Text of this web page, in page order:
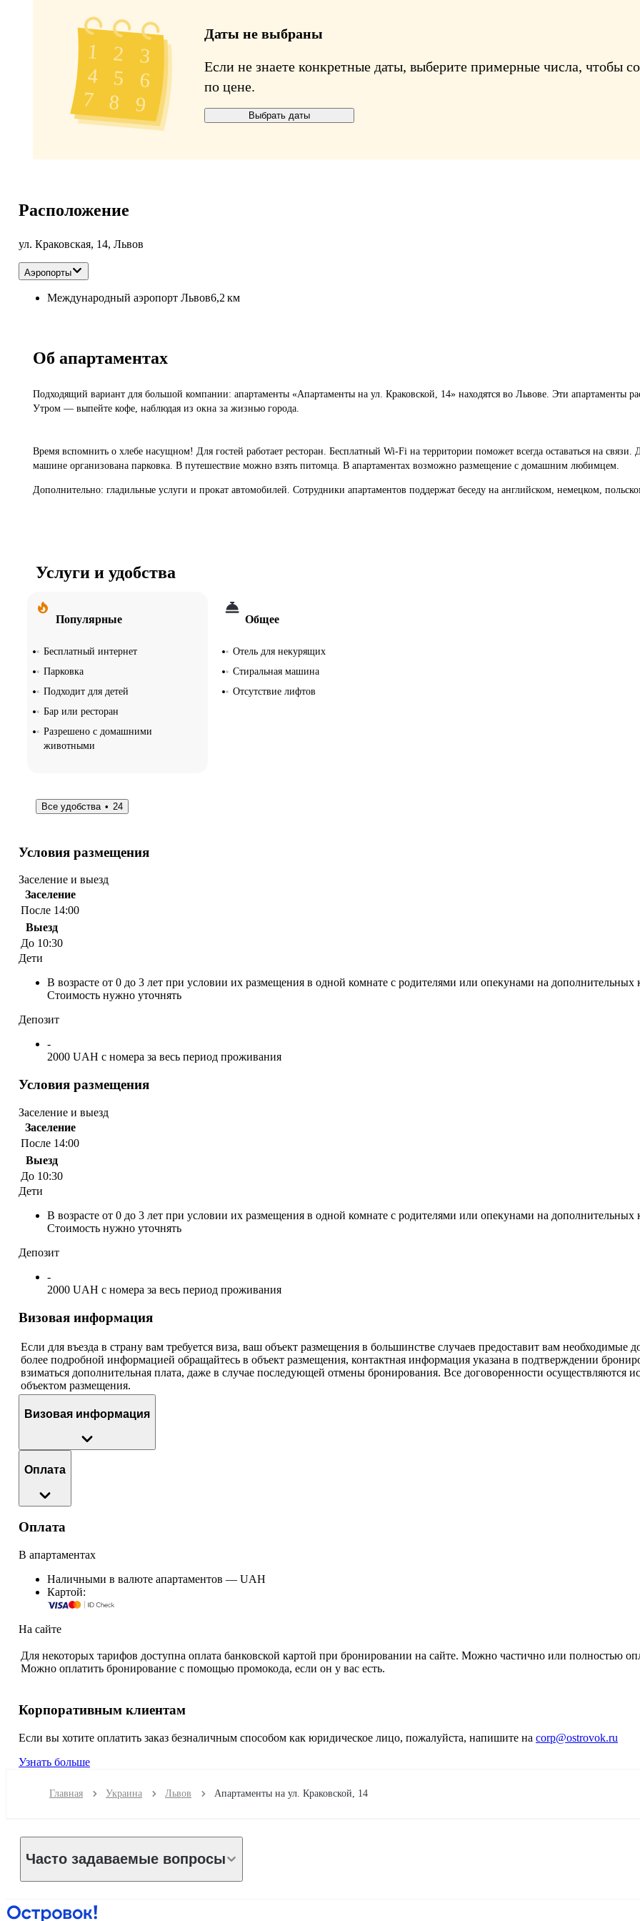
Даты не выбраны
Если не знаете конкретные даты, выберите примерные числа, чтобы
по цене.
Выбрать даты
Расположение
ул. Краковская, 14, Львов
Аэропорты
Международный аэропорт Львов6,2 км
Об апартаментах
Подходящий вариант для большой компании: апартаменты «Апартаменты на ул. Краковской, 14» находятся во Львове. Эти апартаменты
Утром — выпейте кофе, наблюдая из окна за жизнью города.
Время вспомнить о хлебе насущном! Для гостей работает ресторан. Бесплатный Wi-Fi на территории поможет всегда оставаться на связи.
машине организована парковка. В путешествие можно взять питомца. В апартаментах возможно размещение с домашним любимцем.
Дополнительно: гладильные услуги и прокат автомобилей. Сотрудники апартаментов поддержат беседу на английском, немецком,
Услуги и удобства
Популярные
Бесплатный интернет
Парковка
Подходит для детей
Бар или ресторан
Разрешено с домашними
животными
Общее
Отель для некурящих
Стиральная машина
Отсутствие лифтов
Все удобства 24
Условия размещения
Заселение и выезд
Заселение
После 14:00
Выезд
До 10:30
Дети
В возрасте от 0 до 3 лет при условии их размещения в одной комнате с родителями или опекунами на дополнительных
Стоимость нужно уточнять
Депозит
-
2000 UAH с номера за весь период проживания
Условия размещения
Заселение и выезд
Заселение
После 14:00
Выезд
До 10:30
Дети
В возрасте от 0 до 3 лет при условии их размещения в одной комнате с родителями или опекунами на дополнительных
Стоимость нужно уточнять
Депозит
-
2000 UAH с номера за весь период проживания
Визовая информация
Если для въезда в страну вам требуется виза, ваш объект размещения в большинстве случаев предоставит вам необходимые
более подробной информацией обращайтесь в объект размещения, контактная информация указана в подтверждении
взиматься дополнительная плата, даже в случае последующей отмены бронирования. Все договоренности осуществляются
объектом размещения.
Визовая информация
Оплата
Оплата
В апартаментах
Наличными в валюте апартаментов — UAH
Картой:
На сайте
Для некоторых тарифов доступна оплата банковской картой при бронировании на сайте. Можно частично или полностью
Можно оплатить бронирование с помощью промокода, если он у вас есть.
Корпоративным клиентам
Если вы хотите оплатить заказ безналичным способом как юридическое лицо, пожалуйста, напишите на corp@ostrovok.ru
Узнать больше
Главная Украина Львов Апартаменты на ул. Краковской, 14
Часто задаваемые вопросы